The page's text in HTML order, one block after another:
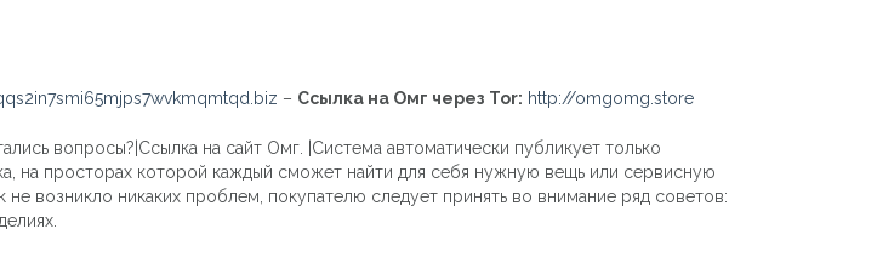
– Ссылка на Омг через Tor: http://omgomg.store
вопросы?|Ссылка на сайт Омг. |Система автоматически публикует только
на просторах которой каждый сможет найти для себя нужную вещь или сервисную
возникло никаких проблем, покупателю следует принять во внимание ряд советов: